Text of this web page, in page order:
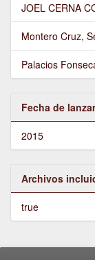
JOEL CERNA
Montero Cruz,
Palacios
Fecha de
2015
Archivos
true